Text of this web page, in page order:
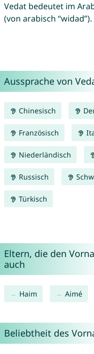
Vedat bedeutet im
(von arabisch “widad”).
Aussprache von
Chinesisch
Französisch
Niederländisch
Russisch
Türkisch
Eltern, die den
auch
Haim Aimé
Beliebtheit des